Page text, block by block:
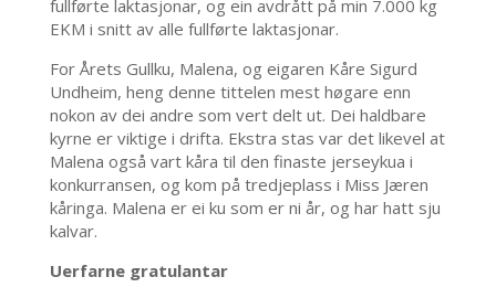
fullførte laktasjonar, og ein avdrått på min 7.000 kg
EKM i snitt av alle fullførte laktasjonar.
For Årets Gullku, Malena, og eigaren Kåre Sigurd
Undheim, heng denne tittelen mest høgare enn
nokon av dei andre som vert delt ut. Dei haldbare
kyrne er viktige i drifta. Ekstra stas var det likevel at
Malena også vart kåra til den finaste jerseykua i
konkurransen, og kom på tredjeplass i Miss Jæren
kåringa. Malena er ei ku som er ni år, og har hatt sju
kalvar.
Uerfarne gratulantar